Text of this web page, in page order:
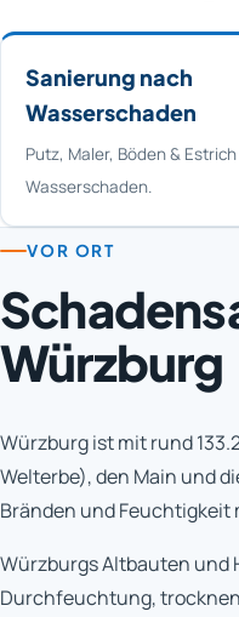
Sanierung nach
Wasserschaden
Putz, Maler, Böden &
Wasserschaden.
VOR ORT
Würzburg
Würzburg ist mit rund
Welterbe), den Main und
Bränden und
Würzburgs Altbauten und
Durchfeuchtung,